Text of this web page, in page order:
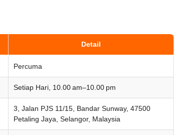
Detail
Percuma
Setiap Hari, 10.00 am–10.00 pm
3, Jalan PJS 11/15, Bandar Sunway, 47500
Petaling Jaya, Selangor, Malaysia